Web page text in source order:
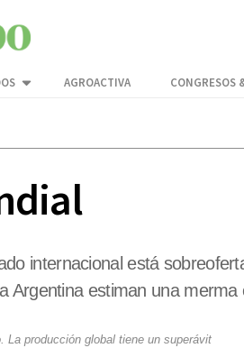
AGROACTIVA CONGRESOS
internacional está
estiman una merma
La producción global tiene un superávit